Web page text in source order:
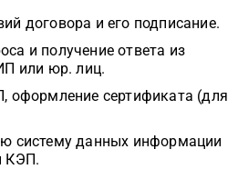
договора и его подписание.
и получение ответа из
или юр. лиц.
оформление сертификата (для
систему данных информации
КЭП.